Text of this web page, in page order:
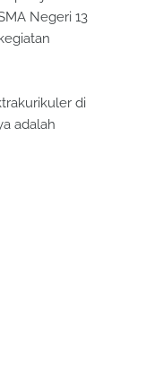
Negeri 13
di
adalah